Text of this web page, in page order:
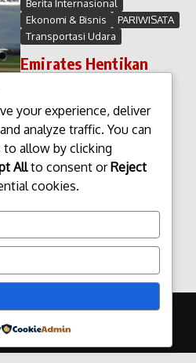
Berita Internasional
Ekonomi & Bisnis
PARIWISATA
Transportasi Udara
Emirates Hentikan
Emirates Hentikan A380 Rute
Bali. Keputusan maskapai
penerbangan besar untuk
mengubah armada pada rute
tertentu sering kali menarik
perhatian publik. Hal tersebut
admin Maret 10, 2026
Berita X
your experience, deliver
analyze traffic. You can
allow by clicking
Allto consent orReject
cookies.